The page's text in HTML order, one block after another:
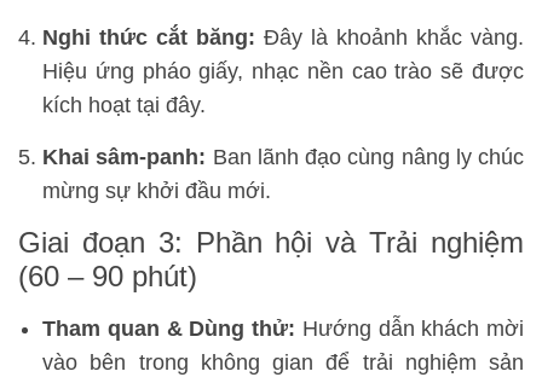
Nghi thức cắt băng: Đây là khoảnh khắc vàng.
Hiệu ứng pháo giấy, nhạc nền cao trào sẽ được
kích hoạt tại đây.
Khai sâm-panh: Ban lãnh đạo cùng nâng ly chúc
mừng sự khởi đầu mới.
Giai đoạn 3: Phần hội và Trải nghiệm
(60 – 90 phút)
Tham quan & Dùng thử: Hướng dẫn khách mời
vào bên trong không gian để trải nghiệm sản